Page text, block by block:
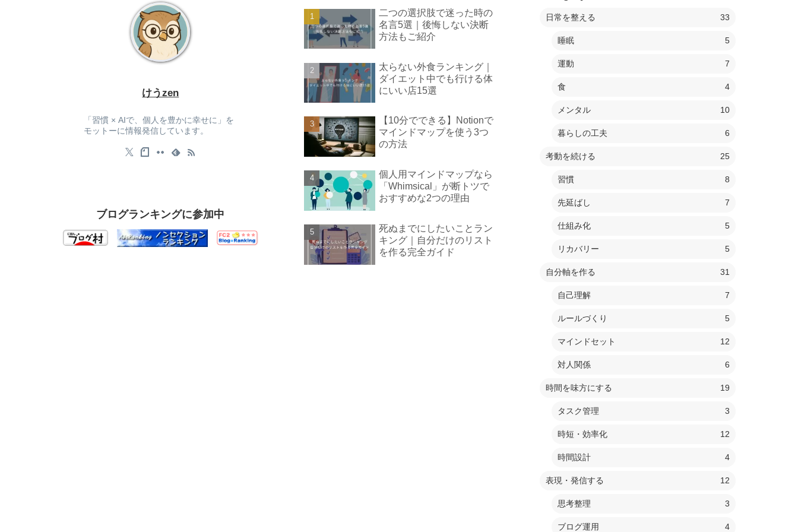
けうzen
「習慣 × AIで、個人を豊かに幸せに」を
モットーに情報発信しています。
ブログランキングに参加中
二つの選択肢で迷った時の
名言5選｜後悔しない決断
方法もご紹介
太らない外食ランキング｜
ダイエット中でも行ける体
にいい店15選
【10分でできる】Notionで
マインドマップを使う3つ
の方法
個人用マインドマップなら
「Whimsical」が断トツで
おすすめな2つの理由
死ぬまでにしたいことラン
キング｜自分だけのリスト
を作る完全ガイド
日常を整える 33
睡眠 5
運動 7
食 4
メンタル 10
暮らしの工夫 6
考動を続ける 25
習慣 8
先延ばし 7
仕組み化 5
リカバリー 5
自分軸を作る 31
自己理解 7
ルールづくり 5
マインドセット 12
対人関係 6
時間を味方にする 19
タスク管理 3
時短・効率化 12
時間設計 4
表現・発信する 12
思考整理 3
ブログ運用 4